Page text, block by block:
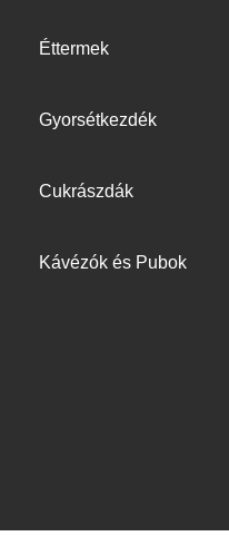
Éttermek
Gyorsétkezdék
Cukrászdák
Kávézók és Pubok